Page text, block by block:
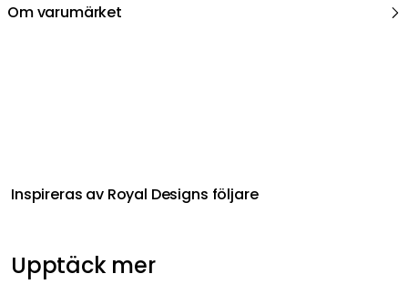
Om varumärket
Inspireras av Royal Designs följare
Upptäck mer